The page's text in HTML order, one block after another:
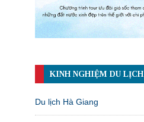
KINH NGHIỆM DU LỊCH
Du lịch Hà Giang